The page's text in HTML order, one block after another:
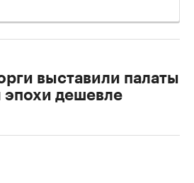
выставили палаты
эпохи дешевле